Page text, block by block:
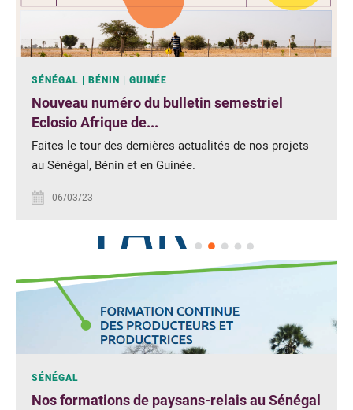
SÉNÉGAL BÉNIN GUINÉE
Nouveau numéro du bulletin semestriel
Eclosio Afrique de...
Faites le tour des dernières actualités de nos projets
au Sénégal, Bénin et en Guinée.
06/03/23
SÉNÉGAL
Nos formations de paysans-relais au Sénégal